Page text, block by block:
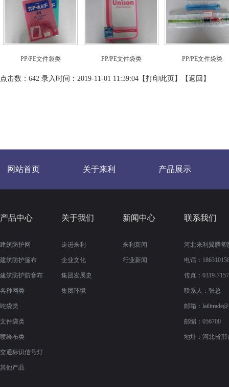
PP/PE文件袋类 PP/PE文件袋类 PP/PE文件袋类
点击数：642 录入时间：2019-11-01 11:39:04【打印此页 】【返回 】
网站首页 关于来利 产品展示
产品中心
建筑防护网
建筑防护篷布
建筑防护防音布
各种网类
吨袋类
文件袋类
喷绘布类
交通标识信号灯
其他产品
关于我们
走进来利
企业文化
集团发展史
集团环境
新闻中心
来利新闻
行业新闻
联系我们
河北来利翼腾塑
电话：
传真： 0319-
联系人：张总
邮箱：
邮编：056700
地址：河北省邢